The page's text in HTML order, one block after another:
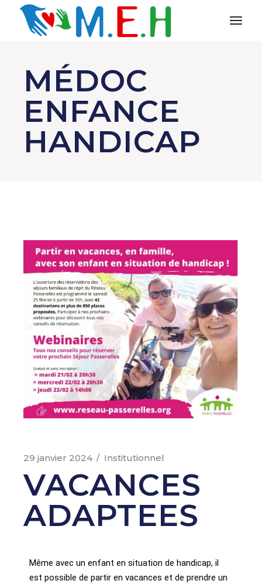
MÉDOC
ENFANCE
HANDICAP
29 janvier 2024 Institutionnel
VACANCES
ADAPTEES
Même avec un enfant en situation de handicap, il
est possible de partir en vacances et de prendre un